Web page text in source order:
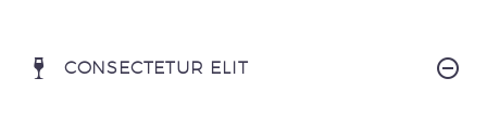
CONSECTETUR ELIT